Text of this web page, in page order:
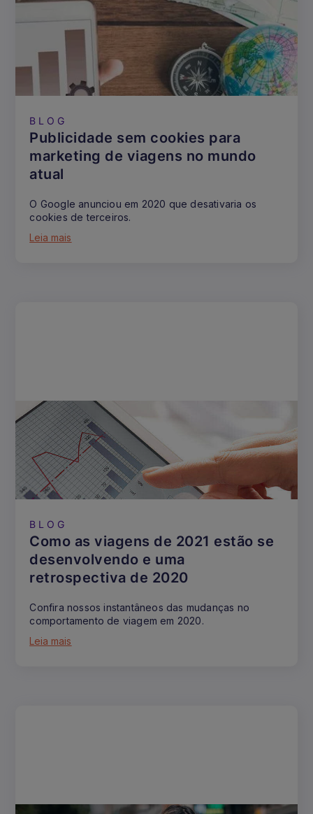
BLOG
Publicidade sem cookies para
marketing de viagens no mundo
atual
O Google anunciou em 2020 que desativaria os
cookies de terceiros.
Leia mais
BLOG
Como as viagens de 2021 estão se
desenvolvendo e uma
retrospectiva de 2020
Confira nossos instantâneos das mudanças no
comportamento de viagem em 2020.
Leia mais